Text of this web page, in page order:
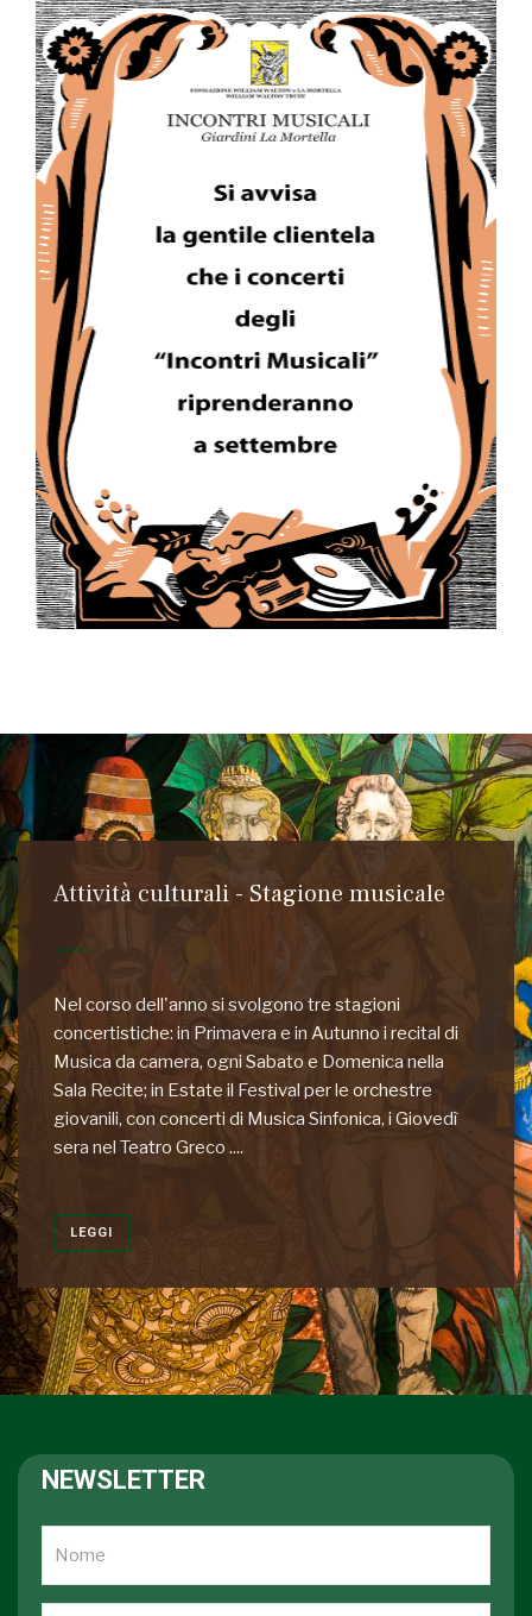
Attività culturali - Stagione musicale
Nel corso dell'anno si svolgono tre stagioni
concertistiche: in Primavera e in Autunno i recital di
Musica da camera, ogni Sabato e Domenica nella
Sala Recite; in Estate il Festival per le orchestre
giovanili, con concerti di Musica Sinfonica, i Giovedì
sera nel Teatro Greco ....
LEGGI
NEWSLETTER